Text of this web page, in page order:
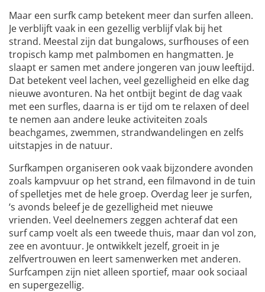
Maar een surfk camp betekent meer dan surfen alleen.
Je verblijft vaak in een gezellig verblijf vlak bij het
strand. Meestal zijn dat bungalows, surfhouses of een
tropisch kamp met palmbomen en hangmatten. Je
slaapt er samen met andere jongeren van jouw leeftijd.
Dat betekent veel lachen, veel gezelligheid en elke dag
nieuwe avonturen. Na het ontbijt begint de dag vaak
met een surfles, daarna is er tijd om te relaxen of deel
te nemen aan andere leuke activiteiten zoals
beachgames, zwemmen, strandwandelingen en zelfs
uitstapjes in de natuur.
Surfkampen organiseren ook vaak bijzondere avonden
zoals kampvuur op het strand, een filmavond in de tuin
of spelletjes met de hele groep. Overdag leer je surfen,
‘s avonds beleef je de gezelligheid met nieuwe
vrienden. Veel deelnemers zeggen achteraf dat een
surf camp voelt als een tweede thuis, maar dan vol zon,
zee en avontuur. Je ontwikkelt jezelf, groeit in je
zelfvertrouwen en leert samenwerken met anderen.
Surfcampen zijn niet alleen sportief, maar ook sociaal
en supergezellig.